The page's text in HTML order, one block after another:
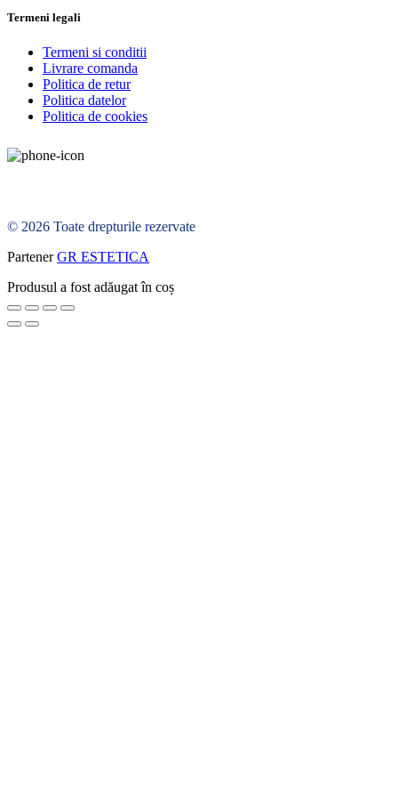
Termeni legali
Termeni si conditii
Livrare comanda
Politica de retur
Politica datelor
Politica de cookies
© 2026 Toate drepturile rezervate
PartenerGR ESTETICA
Produsul a fost adăugat în coș